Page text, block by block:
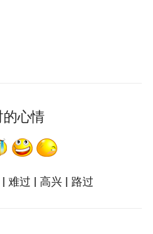
心情
难过 | 高兴 | 路过